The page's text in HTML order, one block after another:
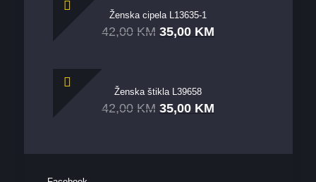
Ženska cipela L13635-1
42,00 KM 35,00 KM
Ženska štikla L39658
42,00 KM 35,00 KM